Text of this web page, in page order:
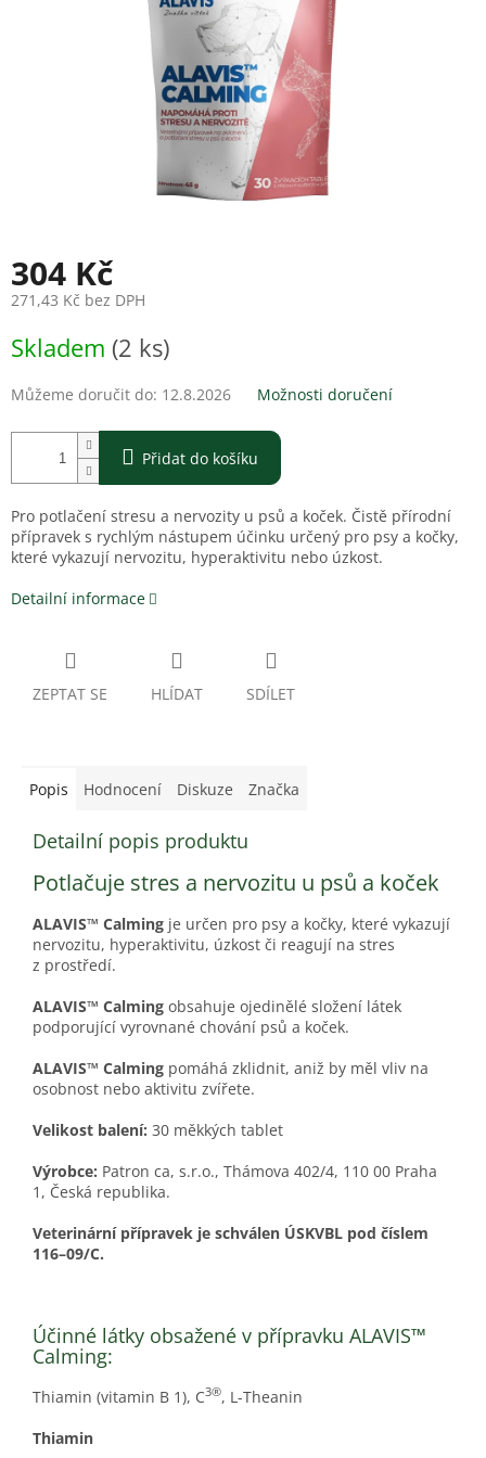
304 Kč
271,43 Kč bez DPH
cena:
Skladem (2 ks)
Můžeme doručit do: 12.8.2026 Možnosti doručení
Přidat do košíku
Pro potlačení stresu a nervozity u psů a koček. Čistě přírodní
přípravek s rychlým nástupem účinku určený pro psy a kočky,
které vykazují nervozitu, hyperaktivitu nebo úzkost.
Detailní informace
ZEPTAT SE HLÍDAT SDÍLET
Popis Hodnocení Diskuze Značka
Detailní popis produktu
Potlačuje stres a nervozitu u psů a koček
ALAVIS™ Calming je určen pro psy a kočky, které vykazují
nervozitu, hyperaktivitu, úzkost či reagují na stres
z prostředí.
ALAVIS™ Calming obsahuje ojedinělé složení látek
podporující vyrovnané chování psů a koček.
ALAVIS™ Calming pomáhá zklidnit, aniž by měl vliv na
osobnost nebo aktivitu zvířete.
Velikost balení: 30 měkkých tablet
Výrobce: Patron ca, s.r.o., Thámova 402/4, 110 00 Praha
1, Česká republika.
Veterinární přípravek je schválen ÚSKVBL pod číslem
116–09/C.
Účinné látky obsažené v přípravku ALAVIS™
Calming:
Thiamin (vitamin B 1), C3®, L-Theanin
Thiamin